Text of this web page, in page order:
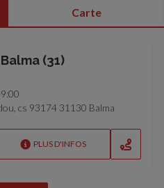
Carte
(31)
cs 93174 31130 Balma
PLUS D'INFOS